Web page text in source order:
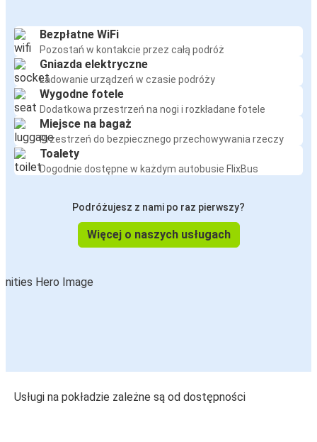
Bezpłatne WiFi
Pozostań w kontakcie przez całą podróż
Gniazda elektryczne
Ładowanie urządzeń w czasie podróży
Wygodne fotele
Dodatkowa przestrzeń na nogi i rozkładane fotele
Miejsce na bagaż
Przestrzeń do bezpiecznego przechowywania rzeczy
Toalety
Dogodnie dostępne w każdym autobusie FlixBus
Podróżujesz z nami po raz pierwszy?
Więcej o naszych usługach
Usługi na pokładzie zależne są od dostępności